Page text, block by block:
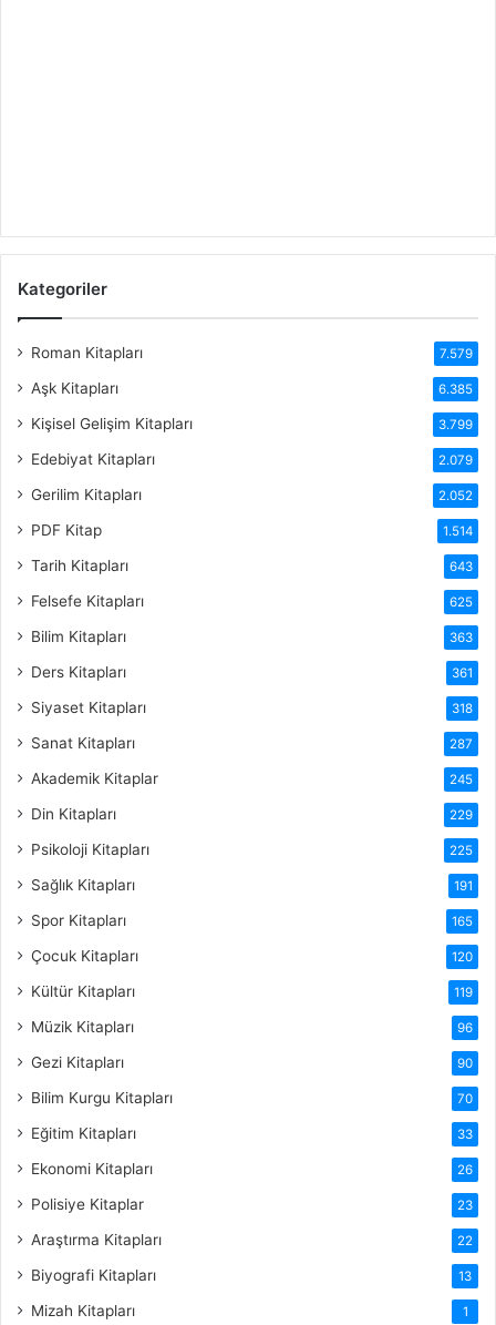
Kategoriler
Roman Kitapları 7.579
Aşk Kitapları 6.385
Kişisel Gelişim Kitapları 3.799
Edebiyat Kitapları 2.079
Gerilim Kitapları 2.052
PDF Kitap 1.514
Tarih Kitapları 643
Felsefe Kitapları 625
Bilim Kitapları 363
Ders Kitapları 361
Siyaset Kitapları 318
Sanat Kitapları 287
Akademik Kitaplar 245
Din Kitapları 229
Psikoloji Kitapları 225
Sağlık Kitapları 191
Spor Kitapları 165
Çocuk Kitapları 120
Kültür Kitapları 119
Müzik Kitapları 96
Gezi Kitapları 90
Bilim Kurgu Kitapları 70
Eğitim Kitapları 33
Ekonomi Kitapları 26
Polisiye Kitaplar 23
Araştırma Kitapları 22
Biyografi Kitapları 13
Mizah Kitapları 1